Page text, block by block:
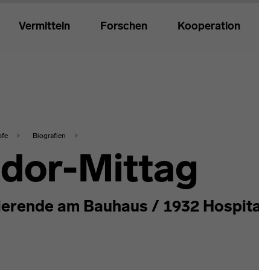
Vermitteln Forschen Kooperation
Biografien
Mittag
am Bauhaus / 1932